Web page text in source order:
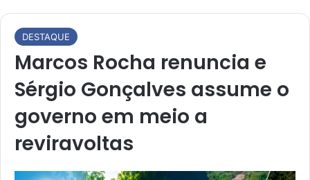
DESTAQUE
Marcos Rocha renuncia e
Sérgio Gonçalves assume o
governo em meio a
reviravoltas